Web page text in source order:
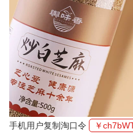
手机用户复制淘口令 ￥